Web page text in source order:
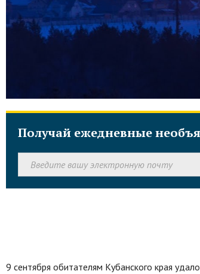
Получай ежедневные
9 сентября обитателям Кубанского края